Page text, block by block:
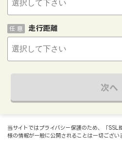
走行距離
任 意
次へ
当サイトではプライバシー保護のため、「SSL
様の情報が一般に公開されることは一切ござい